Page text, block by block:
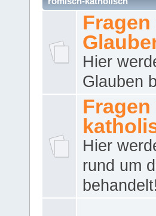
Hier
Glauben
Hier
rund um
behandelt!